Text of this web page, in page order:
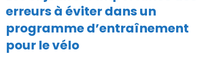
erreurs à éviter dans un
programme d’entraînement
pour le vélo